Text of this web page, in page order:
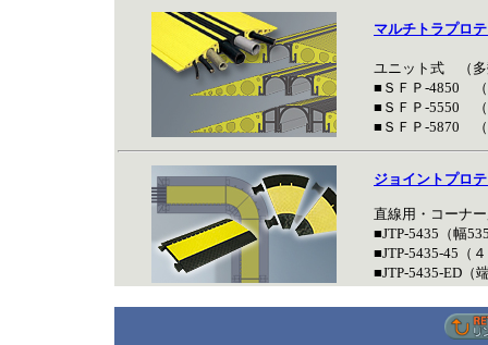
マルチトラプロ
ユニット式 （多
■ＳＦＰ-4850 （
■ＳＦＰ-5550 （
■ＳＦＰ-5870 （
ジョイントプロ
直線用・コーナ
■JTP-5435（幅
■JTP-5435-45（
■JTP-5435-ED（